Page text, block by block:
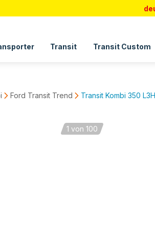
Transit Transit Custom
Ford Transit Trend Transit Kombi 350
1 von 100